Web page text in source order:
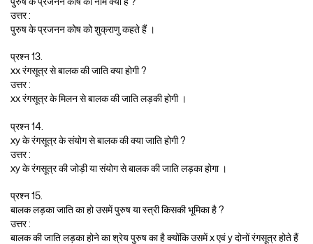
उत्तर :
पुरुष के प्रजनन कोष को शुक्राणु कहते हैं ।
प्रश्न 13.
xx रंगसूत्र से बालक की जाति क्या होगी ?
उत्तर :
xx रंगसूत्र के मिलन से बालक की जाति लड़की होगी ।
प्रश्न 14.
xy के रंगसूत्र के संयोग से बालक की क्या जाति होगी ?
उत्तर :
xy के रंगसूत्र की जोड़ी या संयोग से बालक की जाति लड़का होगा ।
प्रश्न 15.
बालक लड़का जाति का हो उसमें पुरुष या स्त्री किसकी भूमिका है ?
उत्तर :
बालक की जाति लड़का होने का श्रेय पुरुष का है क्योंकि उसमें x एवं y दोनों रंगसूत्र होते हैं